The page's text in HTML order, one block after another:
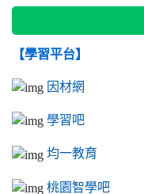
【學習平台】
因材網
學習吧
均一教育
桃園智學吧